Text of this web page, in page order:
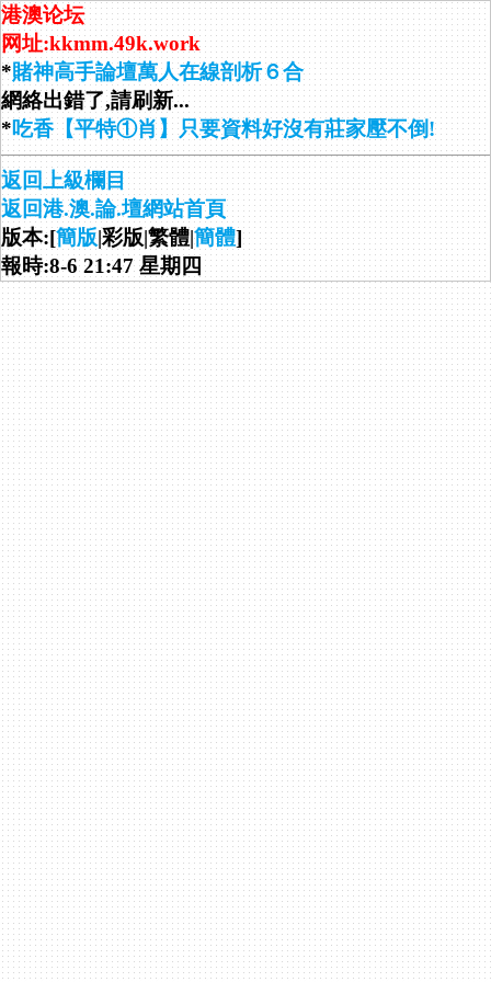
港澳论坛
网址:kkmm.49k.work
*賭神高手論壇萬人在線剖析６合
網絡出錯了,請刷新...
*吃香【平特①肖】只要資料好沒有莊家壓不倒!
返回上級欄目
返回港.澳.論.壇網站首頁
版本:[簡版|彩版|繁體|簡體]
報時:8-6 21:47 星期四